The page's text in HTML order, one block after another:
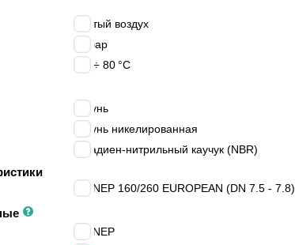
сжатый воздух
бар
-20 ÷ 80 °C
латунь
латунь никелированная
бутадиен-нитрильный каучук (NBR)
AIGNEP 160/260 EUROPEAN (DN 7.5 - 7.8)
AIGNEP